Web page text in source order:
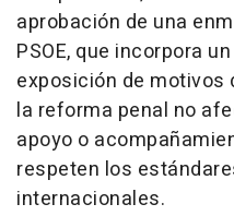
aprobación de una
PSOE, que incorpora
exposición de motivos
la reforma penal no
apoyo o
respeten los
internacionales.